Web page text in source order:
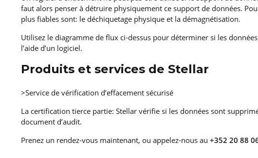
faut alors penser à détruire physiquement ce support de données.
plus fiables sont: le déchiquetage physique et la démagnétisation.
Utilisez le diagramme de flux ci-dessus pour déterminer si les
l’aide d’un logiciel.
Produits et services de Stellar
>Service de vérification d’effacement sécurisé
La certification tierce partie: Stellar vérifie si les données sont
document d’audit.
Prenez un rendez-vous maintenant, ou appelez-nous au +352 20 88